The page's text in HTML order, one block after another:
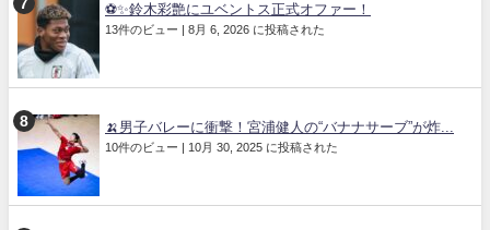
⚽✨鈴木彩艶にユベントス正式オファー！
13件のビュー | 8月 6, 2026 に投稿された
🍌男子バレーに衝撃！宮浦健人の“バナナサーブ”が炸...
10件のビュー | 10月 30, 2025 に投稿された